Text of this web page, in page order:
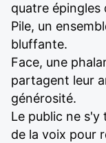
quatre épingles
Pile, un
bluffante.
Face, une
partagent leur
générosité.
Le public ne
de la voix pour